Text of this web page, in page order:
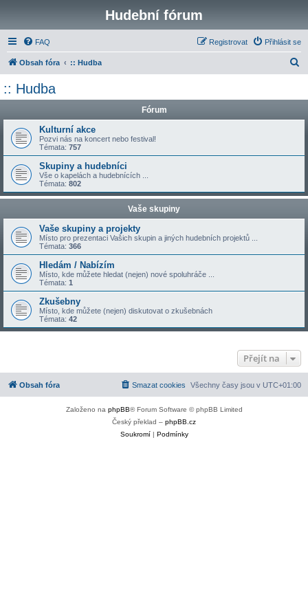
Hudební fórum
FAQ Přihlásit se
Registrovat
Obsah fóra :: Hudba
:: Hudba
Fórum
Kulturní akce
Pozvi nás na koncert nebo festival!
Témata: 757
Skupiny a hudebníci
Vše o kapelách a hudebnících ...
Témata: 802
Vaše skupiny
Vaše skupiny a projekty
Místo pro prezentaci Vašich skupin a jiných hudebních projektů ...
Témata: 366
Hledám / Nabízím
Místo, kde můžete hledat (nejen) nové spoluhráče ...
Témata: 1
Zkušebny
Místo, kde můžete (nejen) diskutovat o zkušebnách
Témata: 42
Přejít na
Obsah fóra Všechny časy jsou v UTC+01:00
Smazat cookies
Založeno na phpBB® Forum Software © phpBB Limited
Český překlad – phpBB.cz
Soukromí| Podmínky